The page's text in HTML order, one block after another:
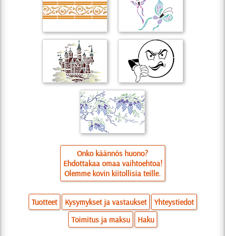
Onko käännös huono?
Ehdottakaa omaa vaihtoehtoa!
Olemme kovin kiitollisia teille.
Tuotteet Kysymykset ja vastaukset
Yhteystiedot
Toimitus ja maksu
Haku